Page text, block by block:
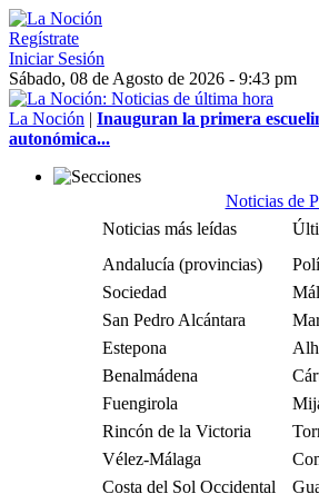
Regístrate
Iniciar Sesión
Sábado, 08 de Agosto de 2026 - 9:43 pm
La Noción | Inauguran la primera
autonómica...
Noticias de
Noticias más leídas
Andalucía (provincias)
Sociedad
San Pedro Alcántara
Estepona
Benalmádena
Fuengirola
Rincón de la Victoria
Vélez-Málaga
Costa del Sol Occidental